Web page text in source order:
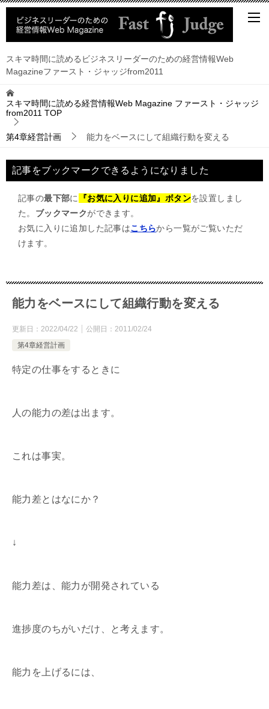
スキマ時間に読めるビジネスリーダーのための経営情報Web
Magazineファースト・ジャッジfrom2011
スキマ時間に読める経営情報Web Magazine ファースト・ジャッジ
from2011 TOP
第4章経営計画 能力をベースにして組織行動を変える
記事をブックマークできるようになりました
記事の最下部に 『お気に入りに追加』ボタンを設置しまし
た。 ブックマークができます。
お気に入りに追加した記事はこちらから一覧がご覧いただ
けます。
能力をベースにして組織行動を変える
更新日： 2022/04/22 公開日： 2011/02/24
第4章経営計画
特定の仕事をするときに
人の能力の差は出ます。
これは事実。
能力差とはなにか？
↓
能力差は、能力が開発されている
進捗度のちがいだけ、と考えます。
能力を上げるには、